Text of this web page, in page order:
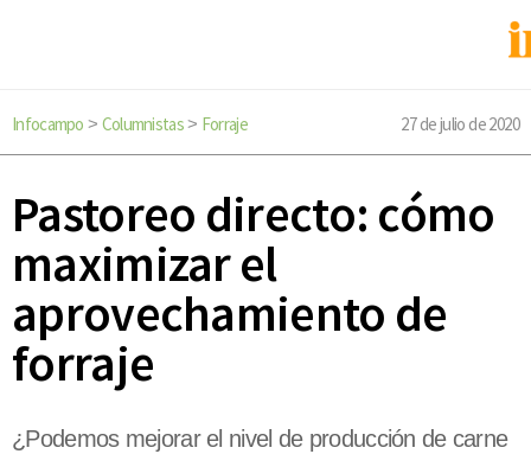
Infocampo > Columnistas> Forraje 27 de julio de 2020
Pastoreo directo: cómo
maximizar el
aprovechamiento de
forraje
¿Podemos mejorar el nivel de producción de carne